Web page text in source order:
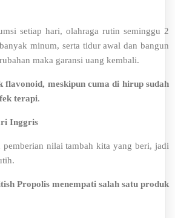
setiap hari, olahraga rutin seminggu 2
minum, serta tidur awal dan bangun
maka garansi uang kembali.
flavonoid, meskipun cuma di hirup sudah
terapi.
Inggris
pemberian nilai tambah kita yang beri, jadi
Propolis menempati salah satu produk